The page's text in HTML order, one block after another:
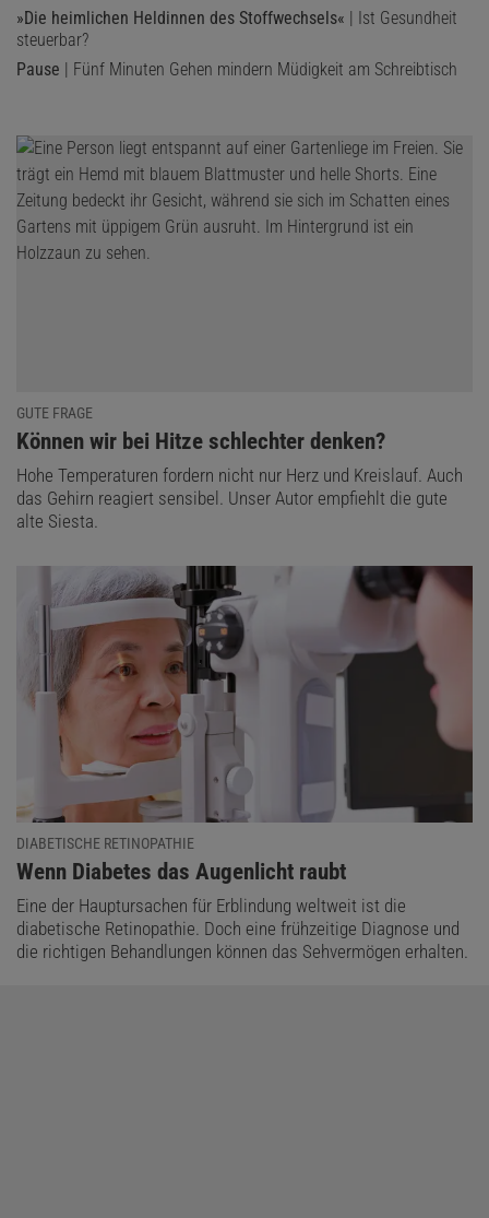
»Die heimlichen Heldinnen des Stoffwechsels« | Ist Gesundheit
steuerbar?
Pause | Fünf Minuten Gehen mindern Müdigkeit am Schreibtisch
GUTE FRAGE
:
Können wir bei Hitze schlechter denken?
Hohe Temperaturen fordern nicht nur Herz und Kreislauf. Auch
das Gehirn reagiert sensibel. Unser Autor empfiehlt die gute
alte Siesta.
DIABETISCHE RETINOPATHIE
:
Wenn Diabetes das Augenlicht raubt
Eine der Hauptursachen für Erblindung weltweit ist die
diabetische Retinopathie. Doch eine frühzeitige Diagnose und
die richtigen Behandlungen können das Sehvermögen erhalten.